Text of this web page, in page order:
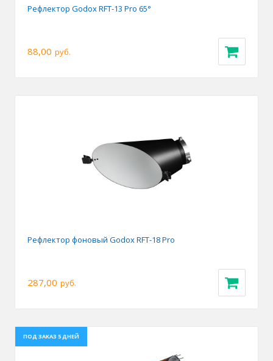
Рефлектор Godox RFT-13 Pro 65°
88,00 руб.
Рефлектор фоновый Godox RFT-18 Pro
287,00 руб.
ПОД ЗАКАЗ 5 ДНЕЙ